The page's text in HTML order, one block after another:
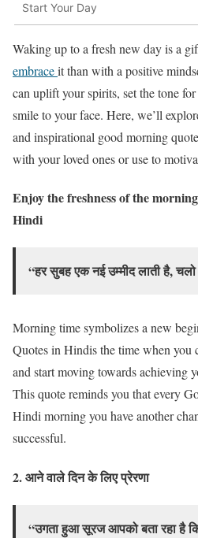
Start Your Day
Waking up to a fresh new day is a
embraceit than with a positive
can uplift your spirits, set the tone
smile to your face. Here, we’ll
and inspirational good morning
with your loved ones or use to
Enjoy the freshness of the morning
Hindi
“हर सुबह एक नई उम्मीद लाती है,
Morning time symbolizes a new
Quotes in Hindis the time when you
and start moving towards achieving
This quote reminds you that every
Hindi morning you have another
successful.
2.आने वाले दिन के लिए प्रेरणा
“उगता हुआ सूरज आपको बता रहा है